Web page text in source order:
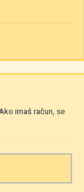
imaš račun, se